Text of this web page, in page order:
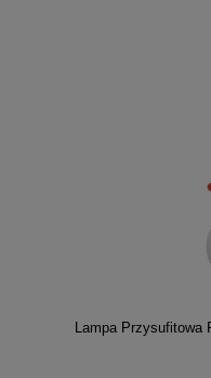
Lampa Przysufitowa